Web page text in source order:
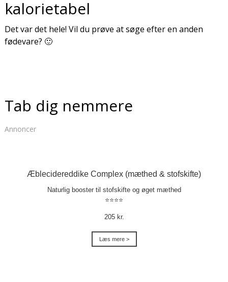
kalorietabel
Det var det hele! Vil du prøve at søge efter en anden
fødevare? 🙂
Tab dig nemmere
Annoncer
Æblecidereddike Complex (mæthed & stofskifte)
Naturlig booster til stofskifte og øget mæthed
⭐⭐⭐⭐
205 kr.
Læs mere >